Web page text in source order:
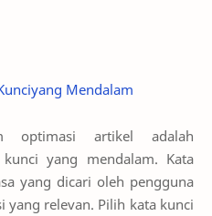
Mendalam
optimasi artikel adalah
yang mendalam. Kata
yang dicari oleh pengguna
relevan. Pilih kata kunci